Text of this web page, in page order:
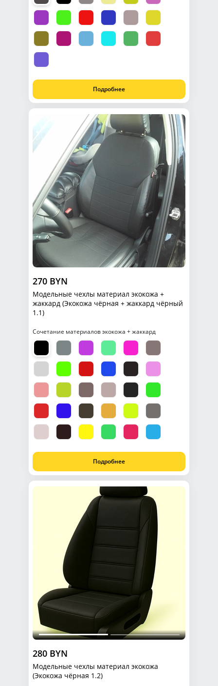
Подробнее
270 BYN
Модельные чехлы материал экокожа +
жаккард (Экокожа чёрная + жаккард чёрный
1.1)
Сочетание материалов экокожа + жаккард
Подробнее
280 BYN
Модельные чехлы материал экокожа
(Экокожа чёрная 1.2)